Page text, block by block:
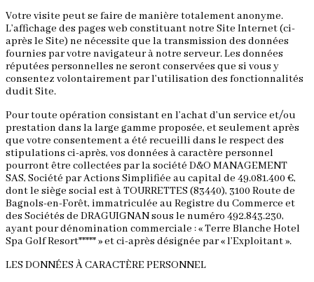
Votre visite peut se faire de manière totalement anonyme.
L’affichage des pages web constituant notre Site Internet (ci-
après le Site) ne nécessite que la transmission des données
fournies par votre navigateur à notre serveur. Les données
réputées personnelles ne seront conservées que si vous y
consentez volontairement par l’utilisation des fonctionnalités
dudit Site.
Pour toute opération consistant en l’achat d’un service et/ou
prestation dans la large gamme proposée, et seulement après
que votre consentement a été recueilli dans le respect des
stipulations ci-après, vos données à caractère personnel
pourront être collectées par la société D&O MANAGEMENT
SAS, Société par Actions Simplifiée au capital de 49.081.400 €,
dont le siège social est à TOURRETTES (83440), 3100 Route de
Bagnols-en-Forêt, immatriculée au Registre du Commerce et
des Sociétés de DRAGUIGNAN sous le numéro 492.843.230,
ayant pour dénomination commerciale : « Terre Blanche Hotel
Spa Golf Resort***** » et ci-après désignée par « l’Exploitant ».
LES DONNÉES À CARACTÈRE PERSONNEL